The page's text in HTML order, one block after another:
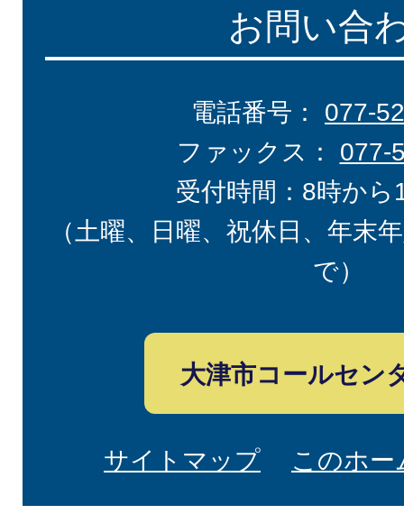
お問い合
電話番号： 077-
ファックス： 077-
受付時間：8時から
（土曜、日曜、祝休日、年末
で）
大津市コールセン
サイトマップ このホ